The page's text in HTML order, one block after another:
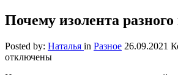
Почему изолента разного
Posted by: Наталья in Разное 26.09.2021
отключены